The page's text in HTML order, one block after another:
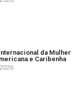
da Mulher
e Caribenha